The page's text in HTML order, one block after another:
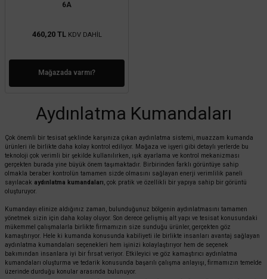
6A
460,20 TL KDV DAHİL
Mağazada varmı?
Aydınlatma Kumandaları
Çok önemli bir tesisat şeklinde karşınıza çıkan aydınlatma sistemi, muazzam kumanda
ürünleri ile birlikte daha kolay kontrol ediliyor. Mağaza ve işyeri gibi detaylı yerlerde bu
teknoloji çok verimli bir şekilde kullanılırken, ışık ayarlama ve kontrol mekanizması
gerçekten burada yine büyük önem taşımaktadır. Birbirinden farklı görüntüye sahip
olmakla beraber kontrolün tamamen sizde olmasını sağlayan enerji verimlilik paneli
sayılacak aydınlatma kumandaları , çok pratik ve özellikli bir yapıya sahip bir görüntü
oluşturuyor.
Kumandayı elinize aldığınız zaman, bulunduğunuz bölgenin aydınlatmasını tamamen
yönetmek sizin için daha kolay oluyor. Son derece gelişmiş alt yapı ve tesisat konusundaki
mükemmel çalışmalarla birlikte firmamızın size sunduğu ürünler, gerçekten göz
kamaştırıyor. Hele ki kumanda konusunda kabiliyeti ile birlikte insanları avantaj sağlayan
aydınlatma kumandaları seçenekleri hem işinizi kolaylaştırıyor hem de seçenek
bakımından insanlara iyi bir fırsat veriyor. Etkileyici ve göz kamaştırıcı aydınlatma
kumandaları oluşturma ve tedarik konusunda başarılı çalışma anlayışı, firmamızın temelde
üzerinde durduğu konular arasında bulunuyor.